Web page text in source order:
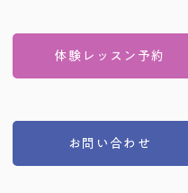
体験レッスン予約
お問い合わせ